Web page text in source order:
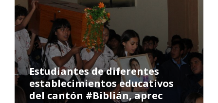
Estudiantes de diferentes
establecimientos educativos
del cantón #Biblián, aprec